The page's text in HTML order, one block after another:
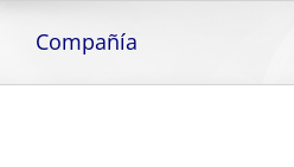
Compañía